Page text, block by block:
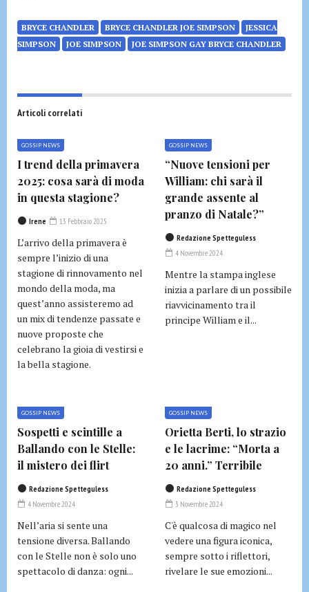
BRYCE CHANDLER BRYCE CHANDLER JOE SIMPSON
JESSICA
SIMPSON
JOE SIMPSON JOE SIMPSON GAY BRYCE CHANDLER
Articoli correlati
GOSSIP NEWS
I trend della primavera
2025: cosa sarà di moda
in questa stagione?
Irene 13 Febbraio 2025
L’arrivo della primavera è
sempre l’inizio di una
stagione di rinnovamento nel
mondo della moda, ma
quest’anno assisteremo ad
un mix di tendenze passate e
nuove proposte che
celebrano la gioia di vestirsi e
la bella stagione.
GOSSIP NEWS
“Nuove tensioni per
William: chi sarà il
grande assente al
pranzo di Natale?”
Redazione Spetteguless
4 Novembre 2024
Mentre la stampa inglese
inizia a parlare di un possibile
riavvicinamento tra il
principe William e il...
GOSSIP NEWS
Sospetti e scintille a
Ballando con le Stelle:
il mistero dei flirt
Redazione Spetteguless
4 Novembre 2024
Nell’aria si sente una
tensione diversa. Ballando
con le Stelle non è solo uno
spettacolo di danza: ogni...
GOSSIP NEWS
Orietta Berti, lo strazio
e le lacrime: “Morta a
20 anni.” Terribile
Redazione Spetteguless
3 Novembre 2024
C'è qualcosa di magico nel
vedere una figura iconica,
sempre sotto i riflettori,
rivelare le sue emozioni...